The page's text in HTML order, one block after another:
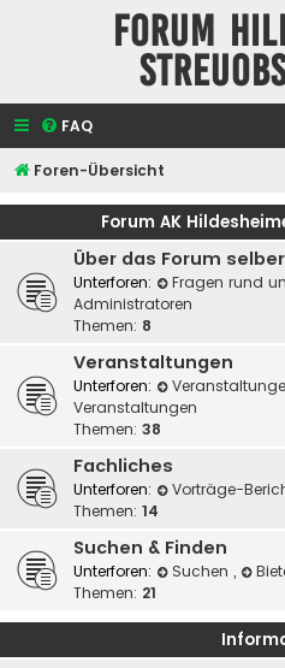
Forum
FAQ
Foren-Übersicht
Forum AK
Über das Forum selber
Unterforen: Fragen rund
Administratoren
Themen: 8
Veranstaltungen
Unterforen:
Veranstaltungen
Themen: 38
Fachliches
Unterforen: Vorträge-
Themen: 14
Suchen & Finden
Unterforen: Suchen ,
Themen: 21